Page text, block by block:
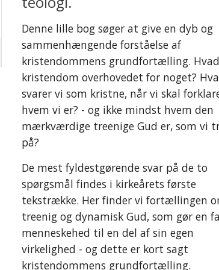
Denne lille bog søger at give en dyb og
sammenhængende forståelse af
kristendommens grundfortælling.
kristendom overhovedet for noget?
svarer vi som kristne, når vi skal
hvem vi er? - og ikke mindst hvem den
mærkværdige treenige Gud er, som vi
på?
De mest fyldestgørende svar på de to
spørgsmål findes i kirkeårets første
tekstrække. Her finder vi fortællingen
treenig og dynamisk Gud, som gør en
menneskehed til en del af sin egen
virkelighed - og dette er kort sagt
kristendommens grundfortælling.